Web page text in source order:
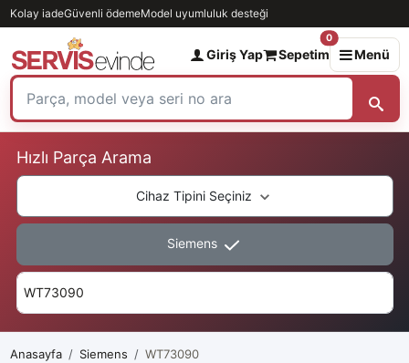
Kolay iadeGüvenli ödemeModel uyumluluk desteği
Giriş Yap Sepetim
0
Menü
Hızlı Parça Arama
Cihaz Tipini Seçiniz
Siemens
Anasayfa Siemens WT73090